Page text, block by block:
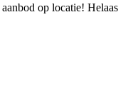
op locatie! Helaas